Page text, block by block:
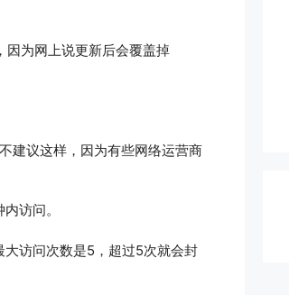
为网上说更新后会覆盖掉
建议这样，因为有些网络运营商
访问。
访问次数是5，超过5次就会封